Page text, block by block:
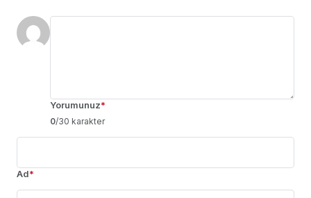
Yorumunuz*
0/30 karakter
Ad*